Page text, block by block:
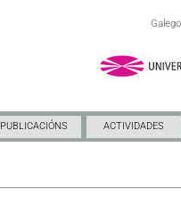
Galego
PUBLICACIÓNS ACTIVIDADES